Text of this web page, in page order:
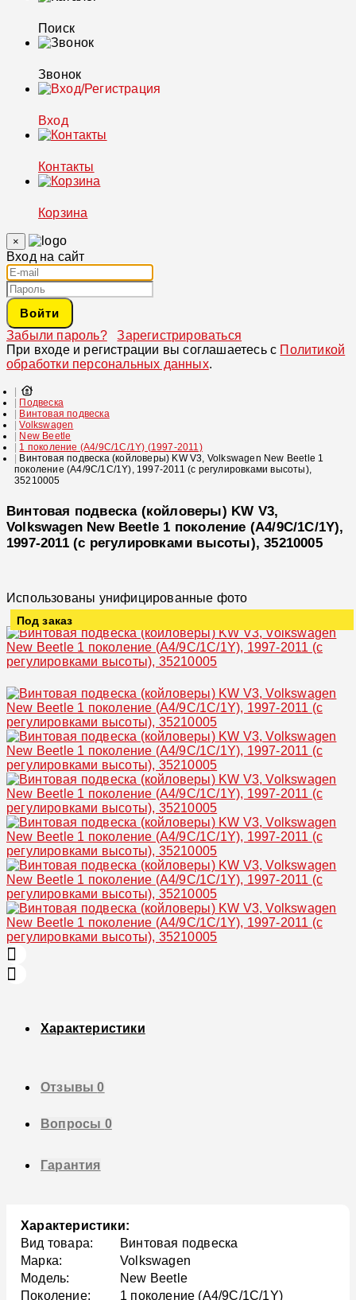
Поиск
Звонок
Вход
Контакты
Корзина
×
Вход на сайт
Войти
Забыли пароль?
Зарегистрироваться
При входе и регистрации вы соглашаетесь с Политикой
обработки персональных данных.
Подвеска
Винтовая подвеска
Volkswagen
New Beetle
1 поколение (A4/9C/1C/1Y) (1997-2011)
Винтовая подвеска (койловеры) KW V3, Volkswagen New Beetle 1
поколение (A4/9C/1C/1Y), 1997-2011 (с регулировками высоты),
35210005
Винтовая подвеска (койловеры) KW V3,
Volkswagen New Beetle 1 поколение (A4/9C/1C/1Y),
1997-2011 (с регулировками высоты), 35210005
Использованы унифицированные фото
Под заказ
Характеристики
Отзывы0
Вопросы 0
Гарантия
Характеристики:
Вид товара:
Винтовая подвеска
Марка:
Volkswagen
Модель:
New Beetle
Поколение:
1 поколение (A4/9C/1C/1Y)